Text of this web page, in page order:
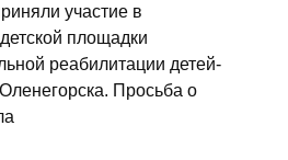
участие в
площадки
реабилитации детей-
Просьба о